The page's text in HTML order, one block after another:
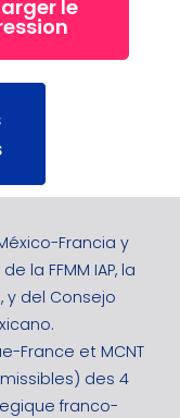
le
Francia y
la FFMM IAP, la
y del Consejo
France et MCNT
des 4
franco-